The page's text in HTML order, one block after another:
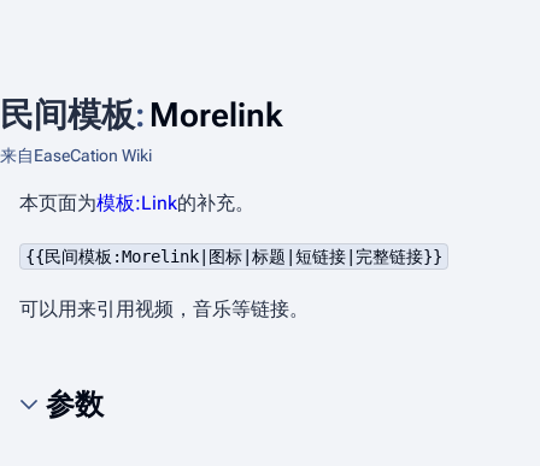
民间模板: Morelink
来自EaseCation Wiki
本页面为模板:Link的补充。
{{民间模板:Morelink|图标|标题|短链接|完整链接}}
可以用来引用视频，音乐等链接。
参数